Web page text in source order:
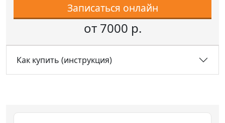
Записаться онлайн
от 7000 р.
Как купить (инструкция)